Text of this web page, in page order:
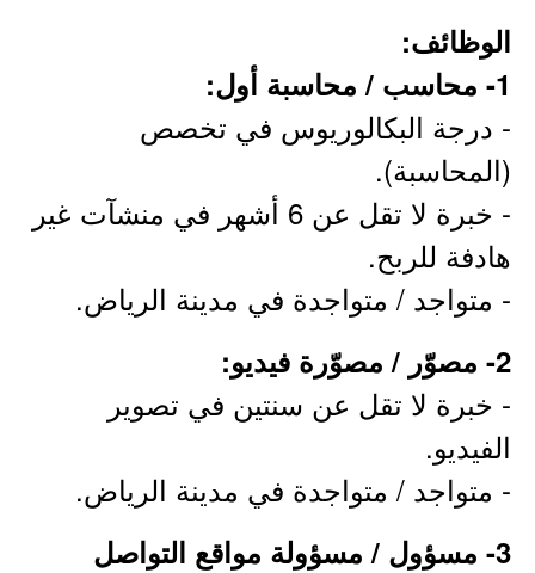
الوظائف:
1- محاسب / محاسبة أول:
- درجة البكالوريوس في تخصص
(المحاسبة).
- خبرة لا تقل عن 6 أشهر في منشآت غير
هادفة للربح.
- متواجد / متواجدة في مدينة الرياض.
2- مصوّر / مصوّرة فيديو:
- خبرة لا تقل عن سنتين في تصوير
الفيديو.
- متواجد / متواجدة في مدينة الرياض.
3- مسؤول / مسؤولة مواقع التواصل